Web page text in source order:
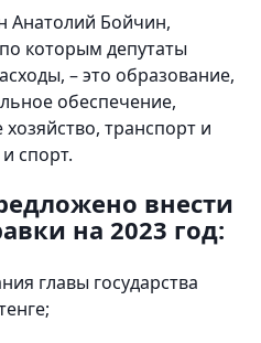
Анатолий Бойчин,
которым депутаты
– это образование,
обеспечение,
транспорт и
спорт.
внести
на 2023 год:
главы государства